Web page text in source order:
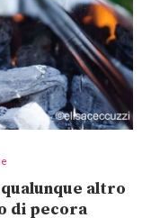
altro
di pecora